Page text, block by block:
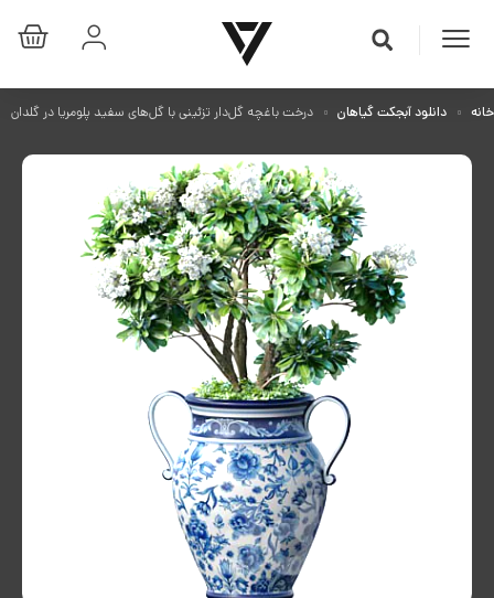
خانه دانلود آبجکت گیاهان درخت باغچه گل‌دار تزئینی با گل‌های سفید پلومریا در گلدان